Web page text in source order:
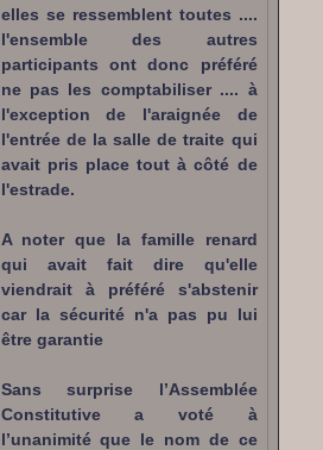
elles se ressemblent toutes ....
l'ensemble des autres
participants ont donc préféré
ne pas les comptabiliser .... à
l'exception de l'araignée de
l'entrée de la salle de traite qui
avait pris place tout à côté de
l'estrade.
A noter que la famille renard
qui avait fait dire qu'elle
viendrait à préféré s'abstenir
car la sécurité n'a pas pu lui
être garantie
Sans surprise l’Assemblée
Constitutive a voté à
l’unanimité que le nom de ce